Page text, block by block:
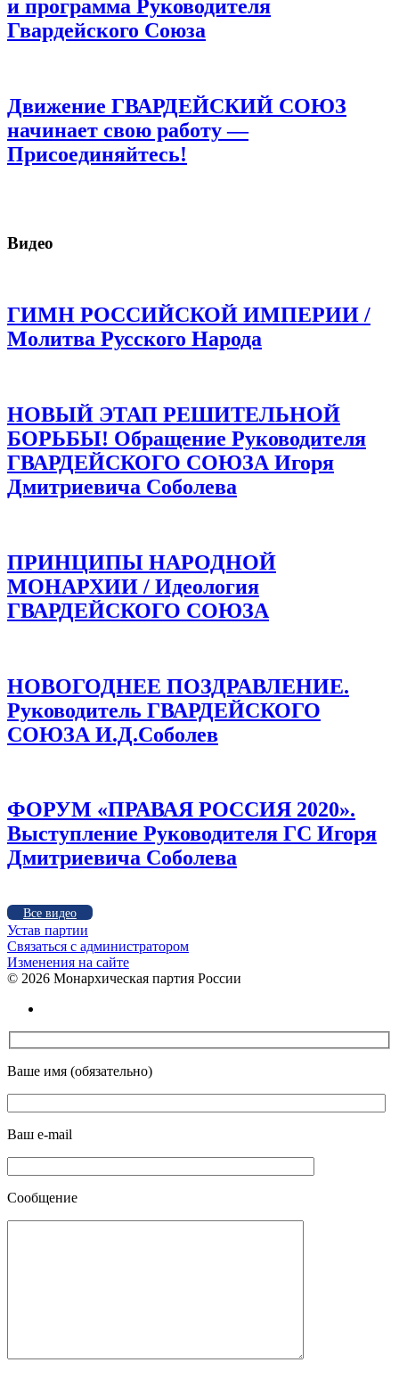
и программа Руководителя
Гвардейского Союза
Движение ГВАРДЕЙСКИЙ СОЮЗ
начинает свою работу —
Присоединяйтесь!
Видео
ГИМН РОССИЙСКОЙ ИМПЕРИИ /
Молитва Русского Народа
НОВЫЙ ЭТАП РЕШИТЕЛЬНОЙ
БОРЬБЫ! Обращение Руководителя
ГВАРДЕЙСКОГО СОЮЗА Игоря
Дмитриевича Соболева
ПРИНЦИПЫ НАРОДНОЙ
МОНАРХИИ / Идеология
ГВАРДЕЙСКОГО СОЮЗА
НОВОГОДНЕЕ ПОЗДРАВЛЕНИЕ.
Руководитель ГВАРДЕЙСКОГО
СОЮЗА И.Д.Соболев
ФОРУМ «ПРАВАЯ РОССИЯ 2020».
Выступление Руководителя ГС Игоря
Дмитриевича Соболева
Все видео
Устав партии
Связаться с администратором
Изменения на сайте
© 2026 Монархическая партия России
Ваше имя (обязательно)
Ваш e-mail
Сообщение